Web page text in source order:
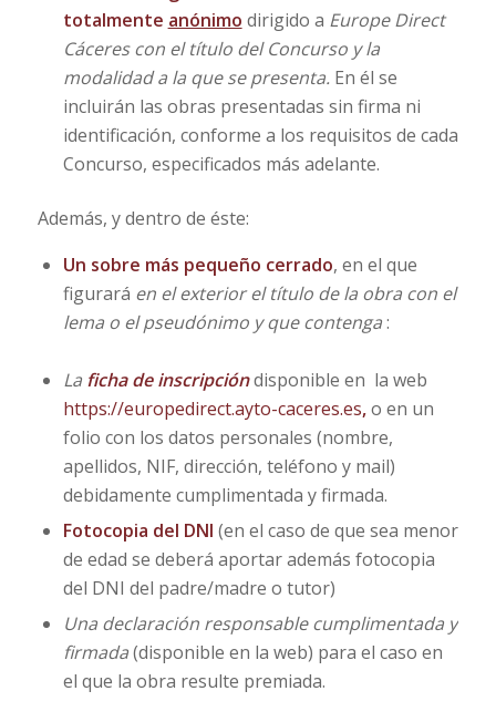
totalmente anónimo dirigido a Europe Direct
Cáceres con el título del Concurso y la
modalidad a la que se presenta. En él se
incluirán las obras presentadas sin firma ni
identificación, conforme a los requisitos de cada
Concurso, especificados más adelante.
Además, y dentro de éste:
Un sobre más pequeño cerrado, en el que
figurará en el exterior el título de la obra con el
lema o el pseudónimo y que contenga:
La ficha de inscripcióndisponible en la web
https://europedirect.ayto-caceres.es,o en un
folio con los datos personales (nombre,
apellidos, NIF, dirección, teléfono y mail)
debidamente cumplimentada y firmada.
Fotocopia del DNI (en el caso de que sea menor
de edad se deberá aportar además fotocopia
del DNI del padre/madre o tutor)
Una declaración responsable cumplimentada y
firmada(disponible en la web) para el caso en
el que la obra resulte premiada.